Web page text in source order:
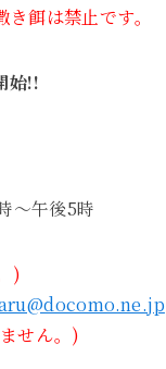
餌は禁止です。
始!!
～午後5時
)
せん。)